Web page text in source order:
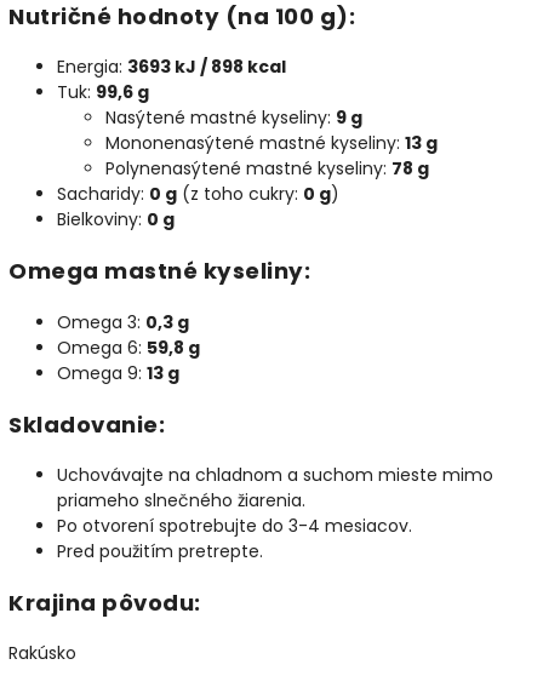
Nutričné hodnoty (na 100 g):
Energia: 3693 kJ / 898 kcal
Tuk: 99,6 g
Nasýtené mastné kyseliny: 9 g
Mononenasýtené mastné kyseliny: 13 g
Polynenasýtené mastné kyseliny: 78 g
Sacharidy: 0 g (z toho cukry: 0 g)
Bielkoviny: 0 g
Omega mastné kyseliny:
Omega 3: 0,3 g
Omega 6: 59,8 g
Omega 9: 13 g
Skladovanie:
Uchovávajte na chladnom a suchom mieste mimo
priameho slnečného žiarenia.
Po otvorení spotrebujte do 3-4 mesiacov.
Pred použitím pretrepte.
Krajina pôvodu:
Rakúsko